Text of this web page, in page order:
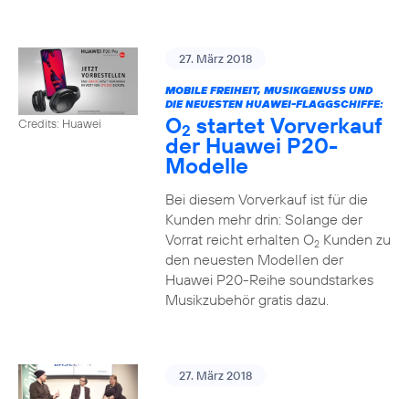
Credits: Huawei
27. März 2018
MOBILE FREIHEIT, MUSIKGENUSS UND
DIE NEUESTEN HUAWEI-FLAGGSCHIFFE:
O2 startet Vorverkauf
der Huawei P20-
Modelle
Bei diesem Vorverkauf ist für die
Kunden mehr drin: Solange der
Vorrat reicht erhalten O2Kunden zu
den neuesten Modellen der
Huawei P20-Reihe soundstarkes
Musikzubehör gratis dazu.
27. März 2018